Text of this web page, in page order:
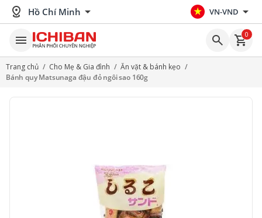
distance Hồ Chí Minh arrow_drop_down VN-VND arrow_drop_down
menu
search shopping_cart
0
Trang chủ / Cho Mẹ & Gia đình / Ăn vặt & bánh kẹo /
Bánh quy Matsunaga đậu đỏ ngôi sao 160g